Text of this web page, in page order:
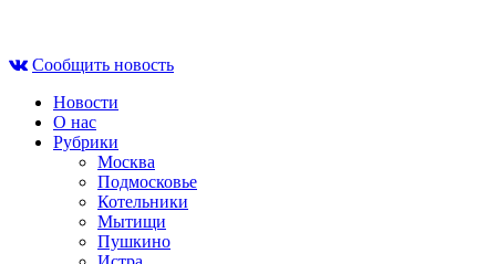
contentСообщить новость
Новости
О нас
Рубрики
Москва
Подмосковье
Котельники
Мытищи
Пушкино